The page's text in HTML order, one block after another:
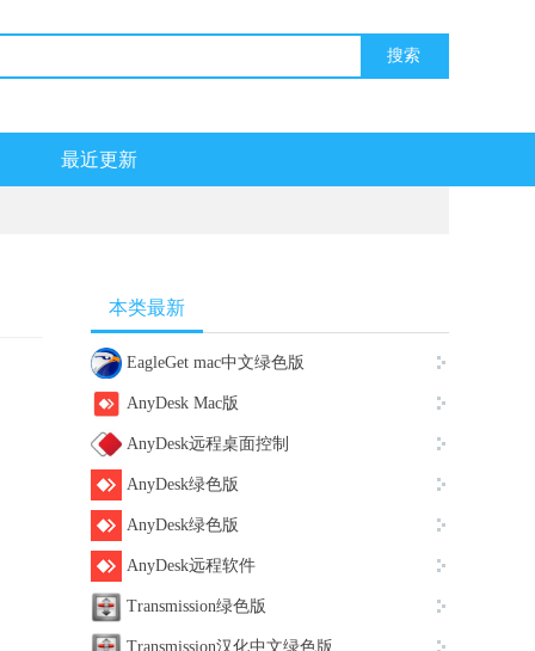
最近更新
本类最新
EagleGet mac中文绿色版
AnyDesk Mac版
AnyDesk远程桌面控制
AnyDesk绿色版
AnyDesk绿色版
AnyDesk远程软件
Transmission绿色版
Transmission汉化中文绿色版